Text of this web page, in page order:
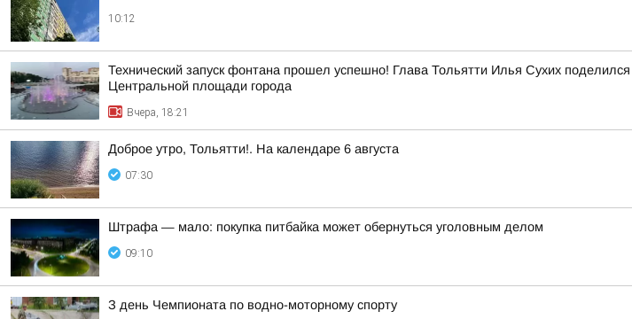
10:12
Технический запуск фонтана прошел успешно! Глава Тольятти Илья Сухих
Центральной площади города
Вчера, 18:21
Доброе утро, Тольятти!. На календаре 6 августа
07:30
Штрафа — мало: покупка питбайка может обернуться уголовным делом
09:10
З день Чемпионата по водно-моторному спорту